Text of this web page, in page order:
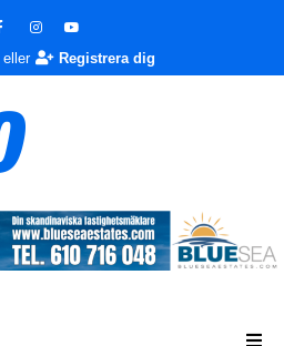
eller Registrera dig